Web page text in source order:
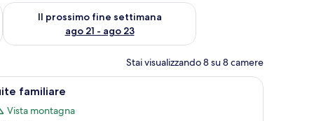
ago 14 - ago 16
Il prossimo fine settimana
ago 21 - ago 23
Verifica la disponibilità per il prossimo fine settimana, ago 21
Stai visualizzando 8 su 8 camere
e una mela verde.
scrivania con un portatile, una sedia e uno sgabello.Una camera d'albergo con un letto grande,
4 familiare
Vista montagna